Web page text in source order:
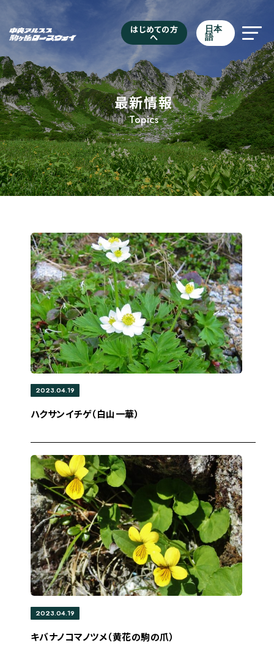
はじめての方
へ
日本
語
最新情報
Topics
2023.04.19
ハクサンイチゲ（白山一華）
2023.04.19
キバナノコマノツメ（黄花の駒の爪）